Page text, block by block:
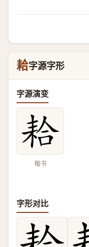
耠字源字形
字源演变
楷书
字形对比